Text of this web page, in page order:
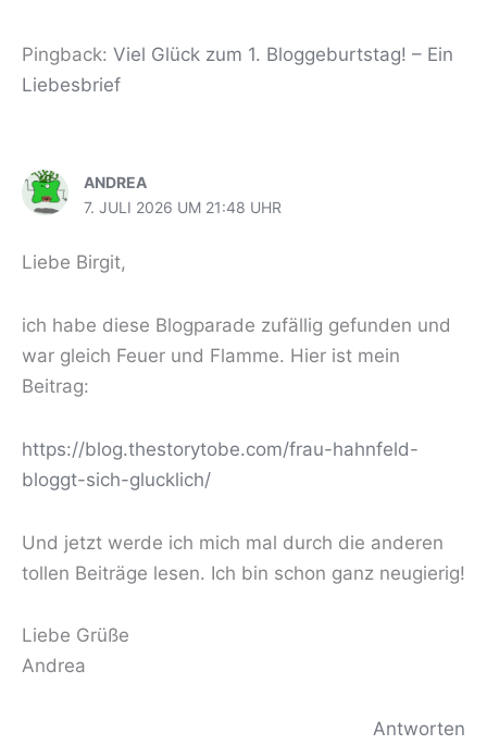
Pingback: Viel Glück zum 1. Bloggeburtstag! – Ein
Liebesbrief
ANDREA
7. JULI 2026 UM 21:48 UHR
Liebe Birgit,
ich habe diese Blogparade zufällig gefunden und
war gleich Feuer und Flamme. Hier ist mein
Beitrag:
https://blog.thestorytobe.com/frau-hahnfeld-
bloggt-sich-glucklich/
Und jetzt werde ich mich mal durch die anderen
tollen Beiträge lesen. Ich bin schon ganz neugierig!
Liebe Grüße
Andrea
Antworten